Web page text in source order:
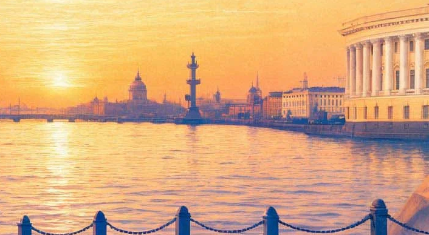
список. Вошедшие в него 39 произведений короткой прозы написанны в 2016 году и
объем текстов составляет не больше 2 тысяч слов.
от возраста, только начинают входить в литературу. Относительной узнаваемостью
Манович, поэта Светланы Кулешовой, филолога Андрея Краснящих есть публикации в
драматургии «Любимовка».
фантаст Мария Галина , составит короткий список в августе, а вручат награду 27
опубликуют в сборнике, а обладателю приза зрительских симпатий подарят рисунок,
в 2000-е. Он стал одним из первых «тысячников» «Живого журнала», работал
XXI век». Горчевская проза – ёмкие и остроумные зарисовки, порой грешившие матерным
районе Псковской области, куда переехал из Петербурга.
Дмитрий Быков. «Его проза – в жанре мультика, в жанре детской, наивной страшилки. Всегда